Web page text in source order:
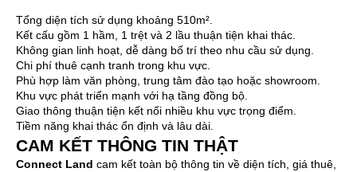
Tổng diện tích sử dụng khoảng 510m².
Kết cấu gồm 1 hầm, 1 trệt và 2 lầu thuận tiện khai thác.
Không gian linh hoạt, dễ dàng bố trí theo nhu cầu sử dụng.
Chi phí thuê cạnh tranh trong khu vực.
Phù hợp làm văn phòng, trung tâm đào tạo hoặc showroom.
Khu vực phát triển mạnh với hạ tầng đồng bộ.
Giao thông thuận tiện kết nối nhiều khu vực trọng điểm.
Tiềm năng khai thác ổn định và lâu dài.
CAM KẾT THÔNG TIN THẬT
Connect Land cam kết toàn bộ thông tin về diện tích, giá thuê,